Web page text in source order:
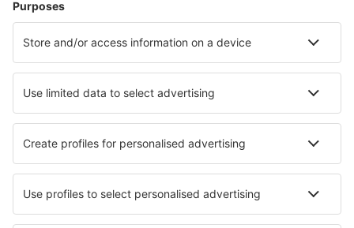
Cazare în Mijas
Cazare în Marbella Cazare în Malaga
Cazare în Los Llanos de Aridane Cazare în Manilva
Cazare în El Medano Cazare în Gijon
Cele mai bune locuri de cazare - orașe
Cazare în Bains-sur-Oust Cazare în Meyronne